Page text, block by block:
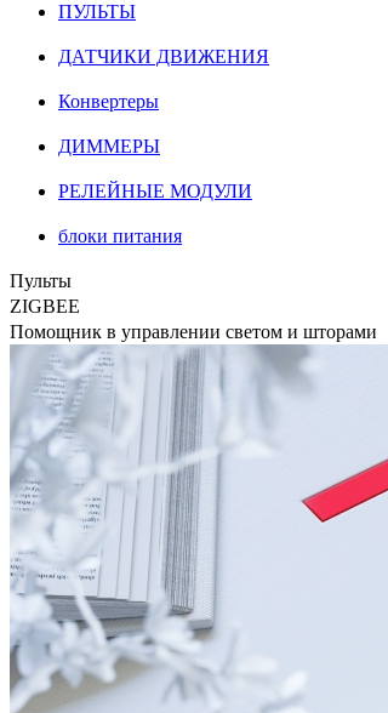
ПУЛЬТЫ
ДАТЧИКИ ДВИЖЕНИЯ
Конвертеры
ДИММЕРЫ
РЕЛЕЙНЫЕ МОДУЛИ
блоки питания
Пульты
ZIGBEE
Помощник в управлении светом и шторами